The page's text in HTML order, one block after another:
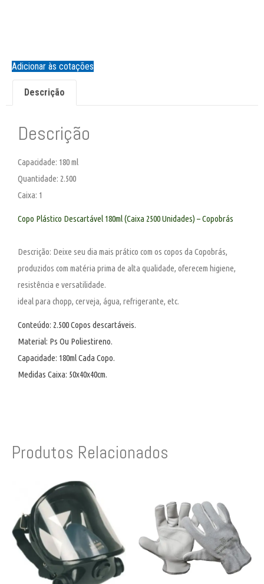
Adicionar às cotações
Descrição
Descrição
Capacidade: 180 ml
Quantidade: 2.500
Caixa: 1
Copo Plástico Descartável 180ml (Caixa 2500 Unidades) – Copobrás
Descrição: Deixe seu dia mais prático com os copos da Copobrás,
produzidos com matéria prima de alta qualidade, oferecem higiene,
resistência e versatilidade.
ideal para chopp, cerveja, água, refrigerante, etc.
Conteúdo: 2.500 Copos descartáveis.
Material: Ps Ou Poliestireno.
Capacidade: 180ml Cada Copo.
Medidas Caixa: 50x40x40cm.
Produtos Relacionados